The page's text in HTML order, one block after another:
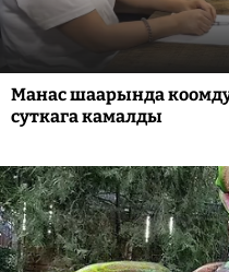
Манас шаарында
суткага камалды